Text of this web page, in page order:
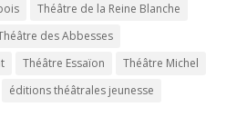
Théâtre de la Reine Blanche
des Abbesses
Théâtre Essaïon
Théâtre Michel
éditions théâtrales jeunesse